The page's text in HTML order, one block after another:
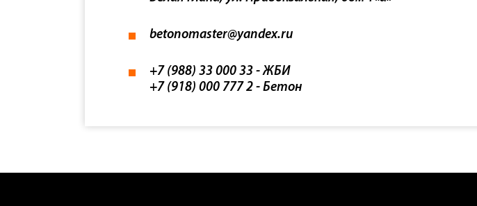
betonomaster@yandex.ru
+7 (988) 33 000 33 - ЖБИ
+7 (918) 000 777 2 - Бетон